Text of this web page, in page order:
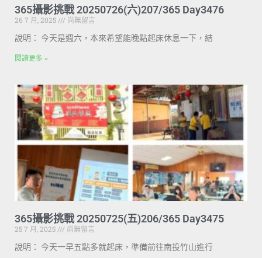
365攝影挑戰 20250726(六)207/365 Day3476
26 7 月, 2025
尚無留言
說明： 今天是週六，本來希望能晚點起床休息一下，結
閱讀更多 »
365攝影挑戰 20250725(五)206/365 Day3475
25 7 月, 2025
尚無留言
說明： 今天一早五點多就起床，準備前往南投竹山進行